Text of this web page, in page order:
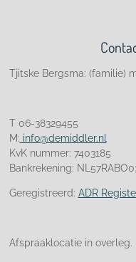
Tjitske Bergsma: (familie)
T 06-38329455
M: info@demiddler.nl
KvK nummer: 7403185
Bankrekening:
Geregistreerd: ADR
Afspraaklocatie in overleg.